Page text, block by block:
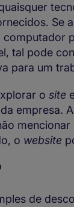
Se
computador
tal pode
para um
o site
empresa.
mencionar
o website
de